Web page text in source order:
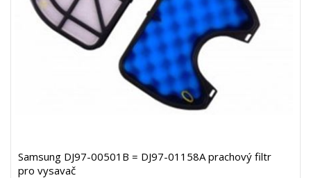
Samsung DJ97-00501B = DJ97-01158A prachový filtr
pro vysavač